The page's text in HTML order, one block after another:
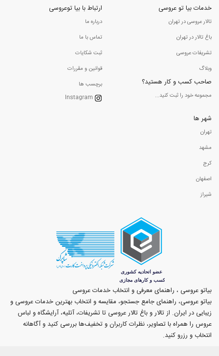
خدمات بیا تو عروسی
تالار عروسی در تهران
باغ تالار در تهران
تشریفات عروسی
وبلاگ
صاحب کسب و کار هستید؟
مجموعه خود را ثبت کنید...
ارتباط با بیا توعروسی
درباره ما
تماس با ما
ثبت شکایات
قوانین و مقررات
برچسب ها
Instagram
شهر ها
تهران
مشهد
کرج
اصفهان
شیراز
بیاتو عروسی ، راهنمای معرفی و انتخاب خدمات عروسی
بیاتو عروسی، راهنمای جامع جستجو، مقایسه و انتخاب بهترین خدمات عروسی و
زیبایی در ایران. از تالار و باغ تالار عروسی تا تشریفات، آتلیه، آرایشگاه و لباس
عروس را همراه با تصاویر، نظرات کاربران و تخفیف‌ها بررسی کنید و آگاهانه
انتخاب و رزرو کنید.